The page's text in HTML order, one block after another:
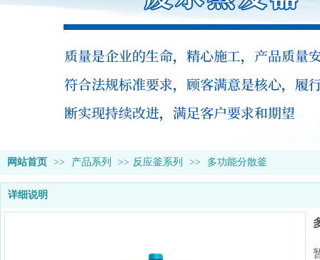
网站首页 >> 产品系列 >> 反应釜系列 >> 多功能分散釜
详细说明